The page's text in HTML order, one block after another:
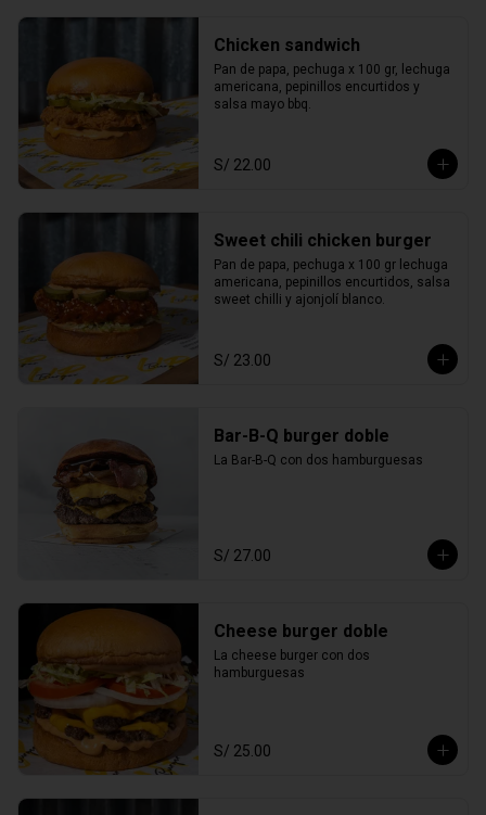
Chicken sandwich
Pan de papa, pechuga x 100 gr, lechuga
americana, pepinillos encurtidos y
salsa mayo bbq.
S/ 22.00
Sweet chili chicken burger
Pan de papa, pechuga x 100 gr lechuga
americana, pepinillos encurtidos, salsa
sweet chilli y ajonjolí blanco.
S/ 23.00
Bar-B-Q burger doble
La Bar-B-Q con dos hamburguesas
S/ 27.00
Cheese burger doble
La cheese burger con dos
hamburguesas
S/ 25.00